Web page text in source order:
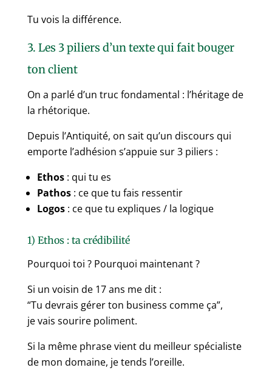
Tu vois la différence.
3. Les 3 piliers d’un texte qui fait bouger
ton client
On a parlé d’un truc fondamental : l’héritage de
la rhétorique.
Depuis l’Antiquité, on sait qu’un discours qui
emporte l’adhésion s’appuie sur 3 piliers :
Ethos: qui tu es
Pathos: ce que tu fais ressentir
Logos: ce que tu expliques / la logique
1) Ethos : ta crédibilité
Pourquoi toi ? Pourquoi maintenant ?
Si un voisin de 17 ans me dit :
“Tu devrais gérer ton business comme ça”,
je vais sourire poliment.
Si la même phrase vient du meilleur spécialiste
de mon domaine, je tends l’oreille.